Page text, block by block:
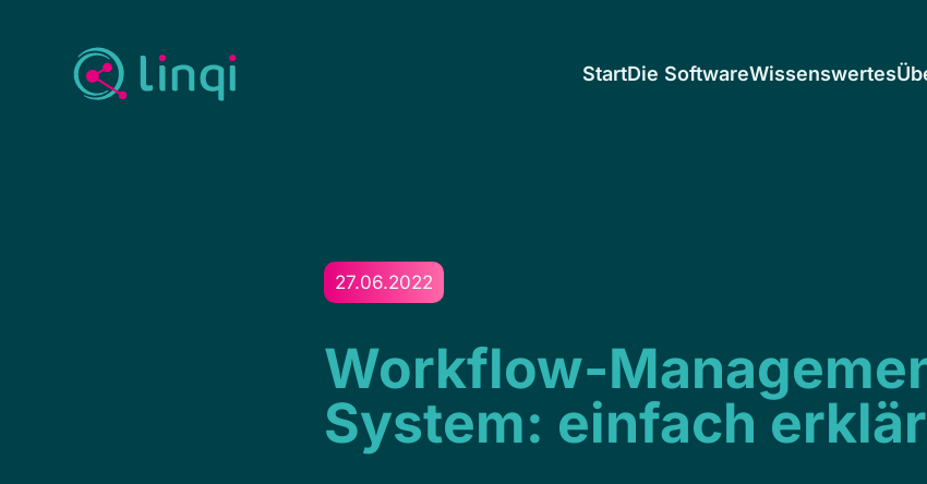
StartDie SoftwareWissenswertes
27.06.2022
Workflow-
System: einfach